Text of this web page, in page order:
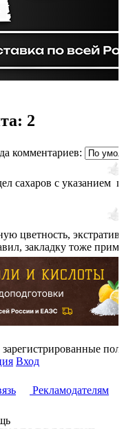
2
комментариев:
сахаров с указанием
цветность,
закладку тоже
Вход
Рекламодателям